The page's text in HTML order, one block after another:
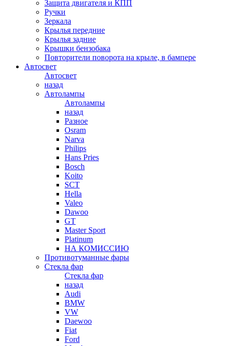
Защита двигателя и КПП
Ручки
Зеркала
Крылья передние
Крылья задние
Крышки бензобака
Повторители поворота на крыле, в бампере
Автосвет
Автосвет
назад
Автолампы
Автолампы
назад
Разное
Osram
Narva
Philips
Hans Pries
Bosch
Koito
SCT
Hella
Valeo
Dawoo
GT
Master Sport
Platinum
НА КОМИССИЮ
Противотуманные фары
Стекла фар
Стекла фар
назад
Audi
BMW
VW
Daewoo
Fiat
Ford